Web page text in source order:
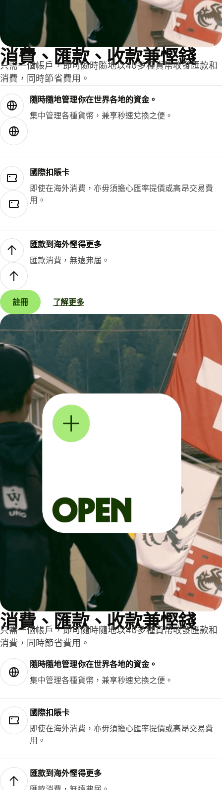
消費、匯款、收款兼慳錢
只需一個帳戶，即可隨時隨地以40多種貨幣收發匯款和
消費，同時節省費用。
隨時隨地管理你在世界各地的資金。
集中管理各種貨幣，兼享秒速兌換之便。
國際扣賬卡
即使在海外消費，亦毋須擔心匯率提價或高昂交易費
用。
匯款到海外慳得更多
匯款消費，無遠弗屆。
註冊 了解更多
消費、匯款、收款兼慳錢
只需一個帳戶，即可隨時隨地以40多種貨幣收發匯款和
消費，同時節省費用。
隨時隨地管理你在世界各地的資金。
集中管理各種貨幣，兼享秒速兌換之便。
國際扣賬卡
即使在海外消費，亦毋須擔心匯率提價或高昂交易費
用。
匯款到海外慳得更多